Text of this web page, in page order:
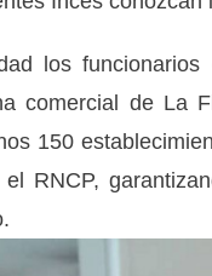
los
comercial de La
150
RNCP,